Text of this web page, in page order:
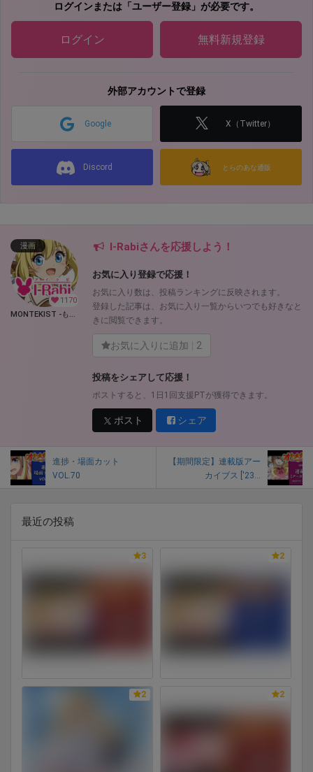
ログインまたは「ユーザー登録」が必要です。
ログイン 無料新規登録
外部アカウントで登録
Google X（Twitter）
Discord とらのあな通販
1170
漫画
MONTEKIST -もんてきすと- (I-Rabi)
I-Rabiさんを応援しよう！
お気に入り登録で応援！
お気に入り数は、投稿ランキングに反映されます。
登録した記事は、お気に入り一覧からいつでも好きなと
きに閲覧できます。
お気に入りに追加 2
投稿をシェアして応援！
ポストすると、1日1回支援PTが獲得できます。
ポスト シェア
進捗・場面カット
VOL.70
【期間限定】連載版アー
カイブス ['23...
最近の投稿
3 2
2 2